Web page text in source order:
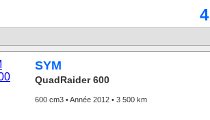
SYM
QuadRaider 600
600 cm3 • Année 2012 • 3 500 km